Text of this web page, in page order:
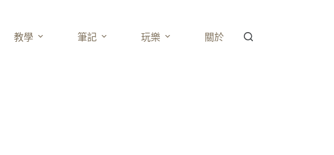
教學 筆記 玩樂 關於